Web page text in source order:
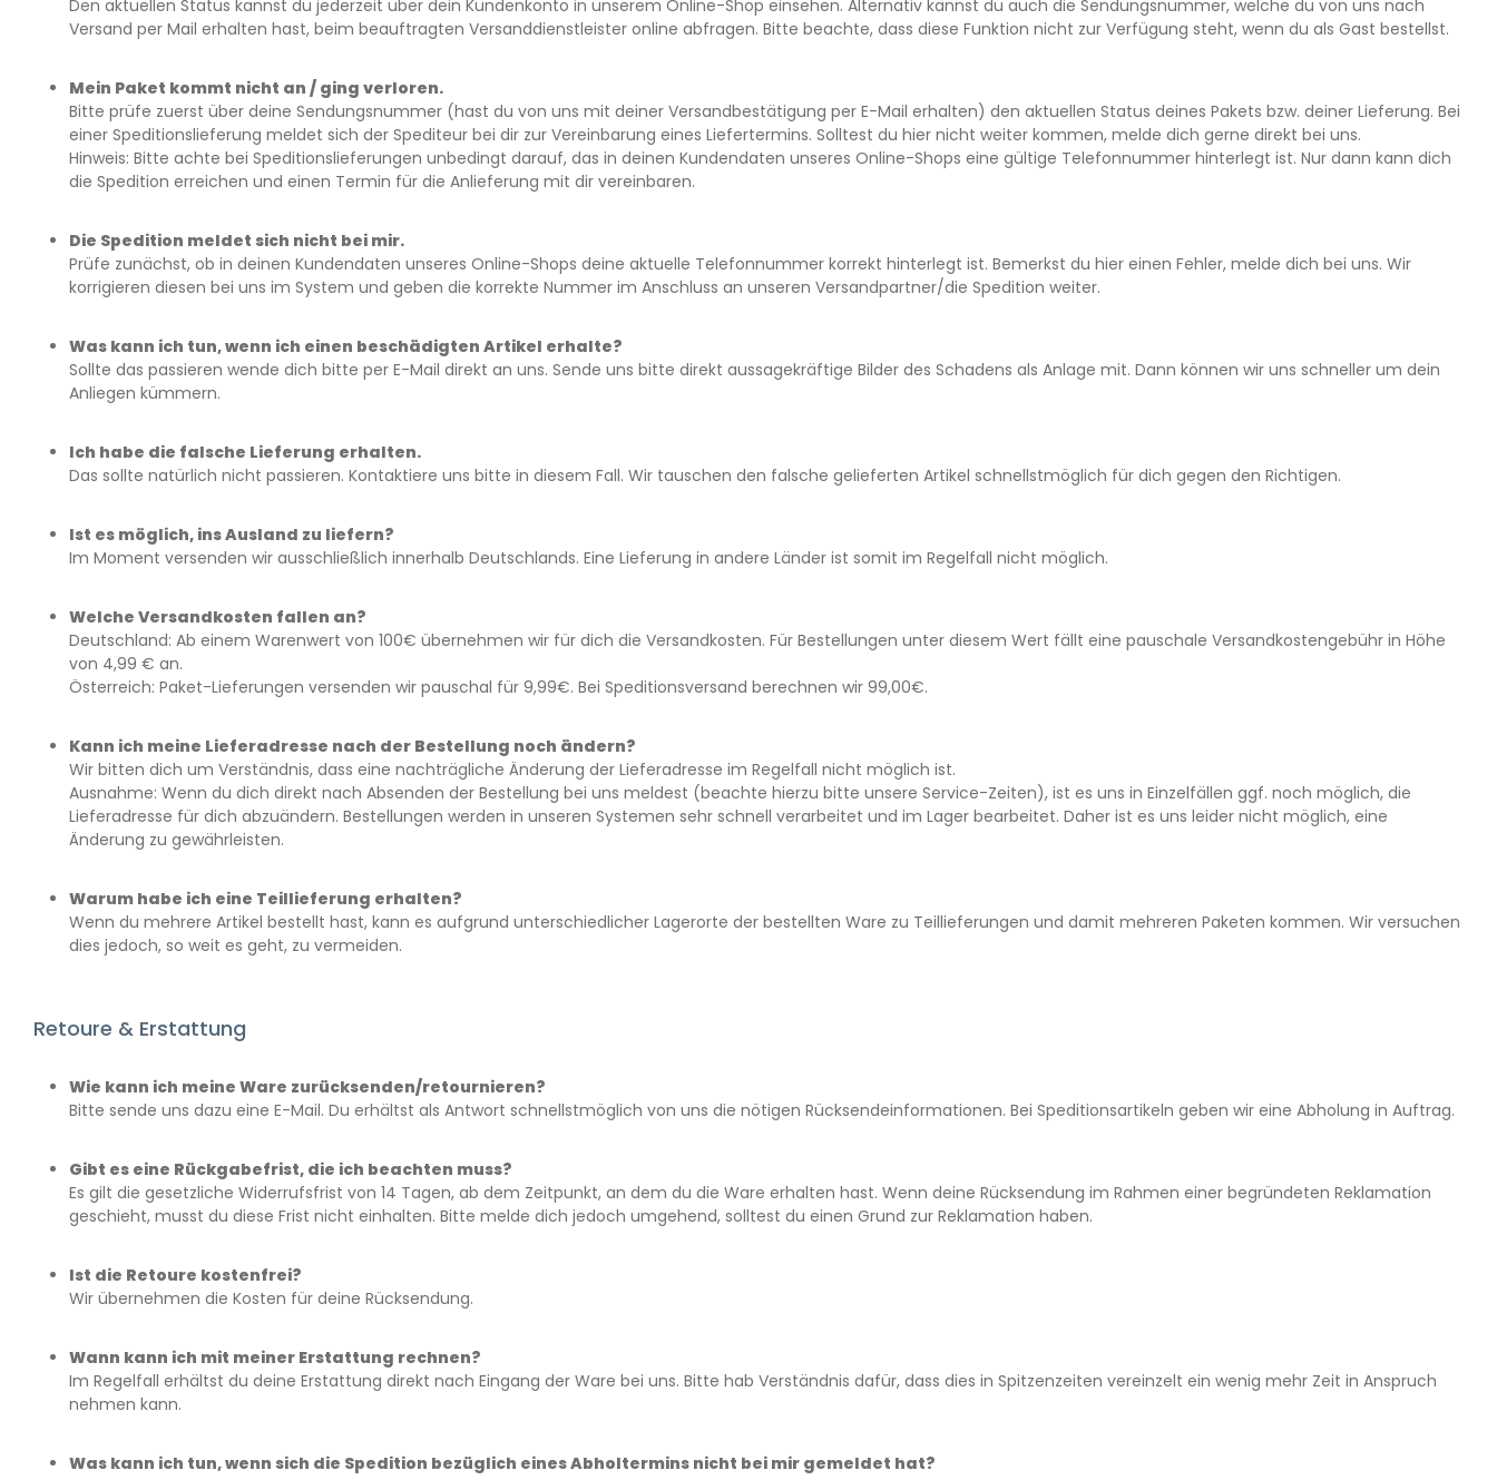
Den aktuellen Status kannst du jederzeit über dein Kundenkonto in unserem Online-Shop einsehen. Alternativ kannst du auch die Sendungsnummer, welche du von uns nach
Versand per Mail erhalten hast, beim beauftragten Versanddienstleister online abfragen. Bitte beachte, dass diese Funktion nicht zur Verfügung steht, wenn du als Gast bestellst.
Mein Paket kommt nicht an / ging verloren.
Bitte prüfe zuerst über deine Sendungsnummer (hast du von uns mit deiner Versandbestätigung per E-Mail erhalten) den aktuellen Status deines Pakets bzw. deiner Lieferung. Bei
einer Speditionslieferung meldet sich der Spediteur bei dir zur Vereinbarung eines Liefertermins. Solltest du hier nicht weiter kommen, melde dich gerne direkt bei uns.
Hinweis: Bitte achte bei Speditionslieferungen unbedingt darauf, das in deinen Kundendaten unseres Online-Shops eine gültige Telefonnummer hinterlegt ist. Nur dann kann dich
die Spedition erreichen und einen Termin für die Anlieferung mit dir vereinbaren.
Die Spedition meldet sich nicht bei mir.
Prüfe zunächst, ob in deinen Kundendaten unseres Online-Shops deine aktuelle Telefonnummer korrekt hinterlegt ist. Bemerkst du hier einen Fehler, melde dich bei uns. Wir
korrigieren diesen bei uns im System und geben die korrekte Nummer im Anschluss an unseren Versandpartner/die Spedition weiter.
Was kann ich tun, wenn ich einen beschädigten Artikel erhalte?
Sollte das passieren wende dich bitte per E-Mail direkt an uns. Sende uns bitte direkt aussagekräftige Bilder des Schadens als Anlage mit. Dann können wir uns schneller um dein
Anliegen kümmern.
Ich habe die falsche Lieferung erhalten.
Das sollte natürlich nicht passieren. Kontaktiere uns bitte in diesem Fall. Wir tauschen den falsche gelieferten Artikel schnellstmöglich für dich gegen den Richtigen.
Ist es möglich, ins Ausland zu liefern?
Im Moment versenden wir ausschließlich innerhalb Deutschlands. Eine Lieferung in andere Länder ist somit im Regelfall nicht möglich.
Welche Versandkosten fallen an?
Deutschland: Ab einem Warenwert von 100€ übernehmen wir für dich die Versandkosten. Für Bestellungen unter diesem Wert fällt eine pauschale Versandkostengebühr in Höhe
von 4,99 € an.
Österreich: Paket-Lieferungen versenden wir pauschal für 9,99€. Bei Speditionsversand berechnen wir 99,00€.
Kann ich meine Lieferadresse nach der Bestellung noch ändern?
Wir bitten dich um Verständnis, dass eine nachträgliche Änderung der Lieferadresse im Regelfall nicht möglich ist.
Ausnahme: Wenn du dich direkt nach Absenden der Bestellung bei uns meldest (beachte hierzu bitte unsere Service-Zeiten), ist es uns in Einzelfällen ggf. noch möglich, die
Lieferadresse für dich abzuändern. Bestellungen werden in unseren Systemen sehr schnell verarbeitet und im Lager bearbeitet. Daher ist es uns leider nicht möglich, eine
Änderung zu gewährleisten.
Warum habe ich eine Teillieferung erhalten?
Wenn du mehrere Artikel bestellt hast, kann es aufgrund unterschiedlicher Lagerorte der bestellten Ware zu Teillieferungen und damit mehreren Paketen kommen. Wir versuchen
dies jedoch, so weit es geht, zu vermeiden.
Retoure & Erstattung
Wie kann ich meine Ware zurücksenden/retournieren?
Bitte sende uns dazu eine E-Mail. Du erhältst als Antwort schnellstmöglich von uns die nötigen Rücksendeinformationen. Bei Speditionsartikeln geben wir eine Abholung in Auftrag.
Gibt es eine Rückgabefrist, die ich beachten muss?
Es gilt die gesetzliche Widerrufsfrist von 14 Tagen, ab dem Zeitpunkt, an dem du die Ware erhalten hast. Wenn deine Rücksendung im Rahmen einer begründeten Reklamation
geschieht, musst du diese Frist nicht einhalten. Bitte melde dich jedoch umgehend, solltest du einen Grund zur Reklamation haben.
Ist die Retoure kostenfrei?
Wir übernehmen die Kosten für deine Rücksendung.
Wann kann ich mit meiner Erstattung rechnen?
Im Regelfall erhältst du deine Erstattung direkt nach Eingang der Ware bei uns. Bitte hab Verständnis dafür, dass dies in Spitzenzeiten vereinzelt ein wenig mehr Zeit in Anspruch
nehmen kann.
Was kann ich tun, wenn sich die Spedition bezüglich eines Abholtermins nicht bei mir gemeldet hat?